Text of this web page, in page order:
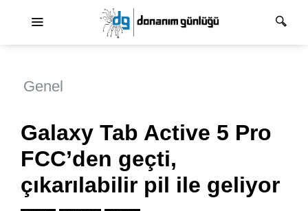
Genel
Galaxy Tab Active 5 Pro
FCC’den geçti,
çıkarılabilir pil ile geliyor